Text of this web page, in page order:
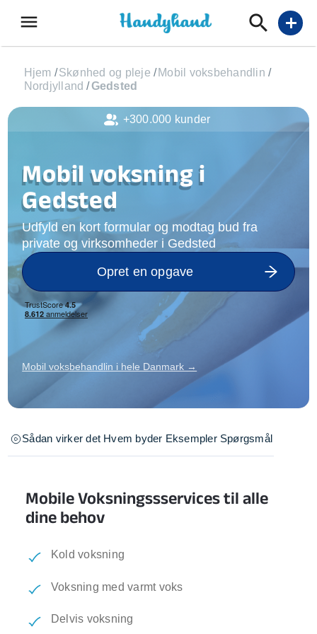
menu add
Hjem /Skønhed og pleje / Mobil voksbehandlin /
Nordjylland /Gedsted
Mobil voksning i
Gedsted
Udfyld en kort formular og modtag bud fra
private og virksomheder i Gedsted
Opret en opgave
Mobil voksbehandlin i hele Danmark →
Sådan virker det Hvem byder Eksempler Spørgsmål
Mobile Voksningssservices til alle
dine behov
Kold voksning
Voksning med varmt voks
Delvis voksning
+300.000 kunder